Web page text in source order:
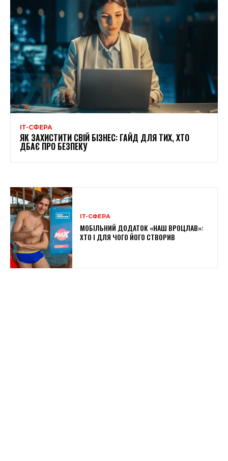
ІТ-СФЕРА
ЯК ЗАХИСТИТИ СВІЙ БІЗНЕС: ГАЙД ДЛЯ ТИХ, ХТО
ДБАЄ ПРО БЕЗПЕКУ
ІТ-СФЕРА
МОБІЛЬНИЙ ДОДАТОК «НАШ ВРОЦЛАВ»:
ХТО І ДЛЯ ЧОГО ЙОГО СТВОРИВ